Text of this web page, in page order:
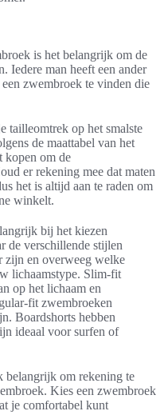
is het belangrijk om de
Iedere man heeft een ander
zwembroek te vinden die
tailleomtrek op het smalste
de maattabel van het
kopen om de
er rekening mee dat maten
het is altijd aan te raden om
winkelt.
bij het kiezen
de verschillende stijlen
zijn en overweeg welke
lichaamstype. Slim-fit
op het lichaam en
fit zwembroeken
Boardshorts hebben
ideaal voor surfen of
belangrijk om rekening te
Kies een zwembroek
je comfortabel kunt